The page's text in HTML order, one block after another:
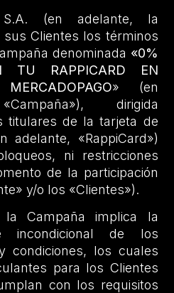
S.A. (en adelante, la
sus Clientes los términos
denominada «0%
TU RAPPICARD EN
» (en
dirigida
titulares de la tarjeta de
adelante, «RappiCard»)
ni restricciones
de la participación
y/o los «Clientes»).
Campaña implica la
incondicional de los
condiciones, los cuales
para los Clientes
con los requisitos